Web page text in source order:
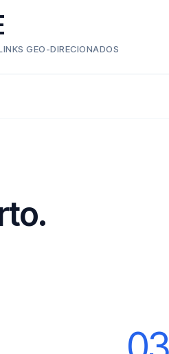
GEO-DIRECIONADOS